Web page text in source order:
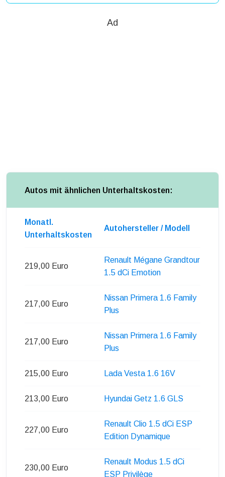
Ad
Autos mit ähnlichen Unterhaltskosten:
Monatl.
Unterhaltskosten
Autohersteller / Modell
219,00 Euro
Renault Mégane Grandtour
1.5 dCi Emotion
217,00 Euro
Nissan Primera 1.6 Family
Plus
217,00 Euro
Nissan Primera 1.6 Family
Plus
215,00 Euro Lada Vesta 1.6 16V
213,00 Euro Hyundai Getz 1.6 GLS
227,00 Euro
Renault Clio 1.5 dCi ESP
Edition Dynamique
230,00 Euro
Renault Modus 1.5 dCi
ESP Privilège